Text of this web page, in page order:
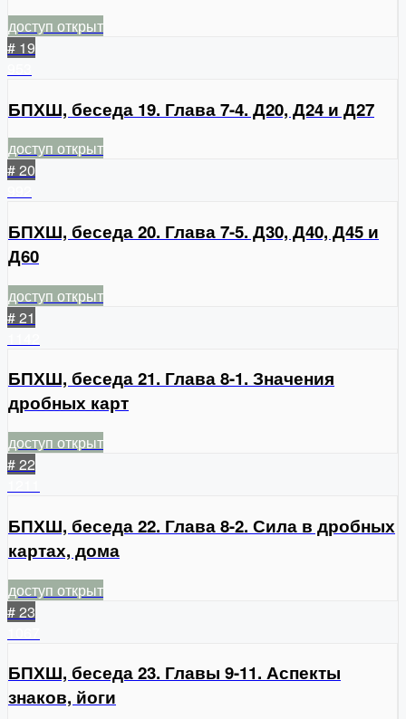
доступ открыт
# 19
БПХШ, беседа 19. Глава 7-4. Д20, Д24 и Д27
доступ открыт
# 20
БПХШ, беседа 20. Глава 7-5. Д30, Д40, Д45 и
Д60
доступ открыт
# 21
БПХШ, беседа 21. Глава 8-1. Значения
дробных карт
доступ открыт
# 22
БПХШ, беседа 22. Глава 8-2. Сила в дробных
картах, дома
доступ открыт
# 23
БПХШ, беседа 23. Главы 9-11. Аспекты
знаков, йоги